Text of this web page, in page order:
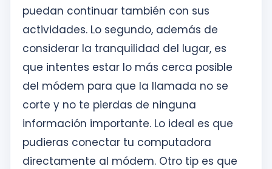
puedan continuar también con sus
actividades. Lo segundo, además de
considerar la tranquilidad del lugar, es
que intentes estar lo más cerca posible
del módem para que la llamada no se
corte y no te pierdas de ninguna
información importante. Lo ideal es que
pudieras conectar tu computadora
directamente al módem. Otro tip es que